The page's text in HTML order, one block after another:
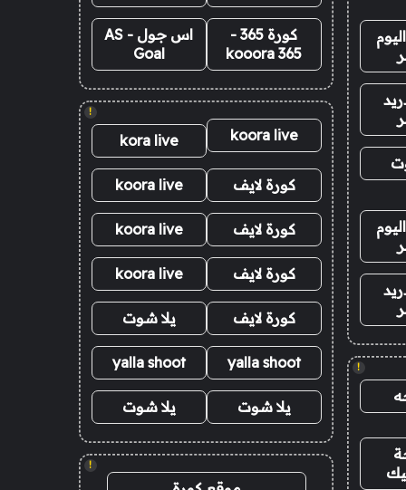
!
كورة 365 -
kooora 365
اس جول - AS
Goal
!
koora live
kora live
كورة لايف koora live
كورة لايف koora live
كورة لايف koora live
كورة لايف يلا شوت
yalla shoot
yalla shoot
يلا شوت يلا شوت
!